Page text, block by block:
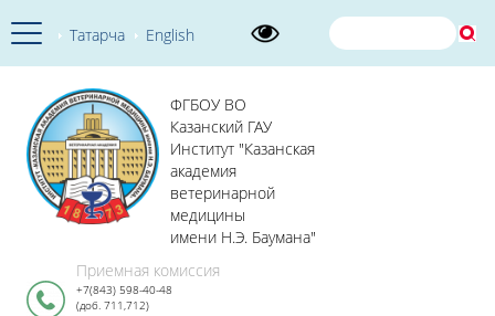
Татарча English
ФГБОУ ВО
Казанский ГАУ
Институт "Казанская
академия
ветеринарной
медицины
имени Н.Э. Баумана"
Приемная комиссия
+7(843) 598-40-48
(доб. 711,712)